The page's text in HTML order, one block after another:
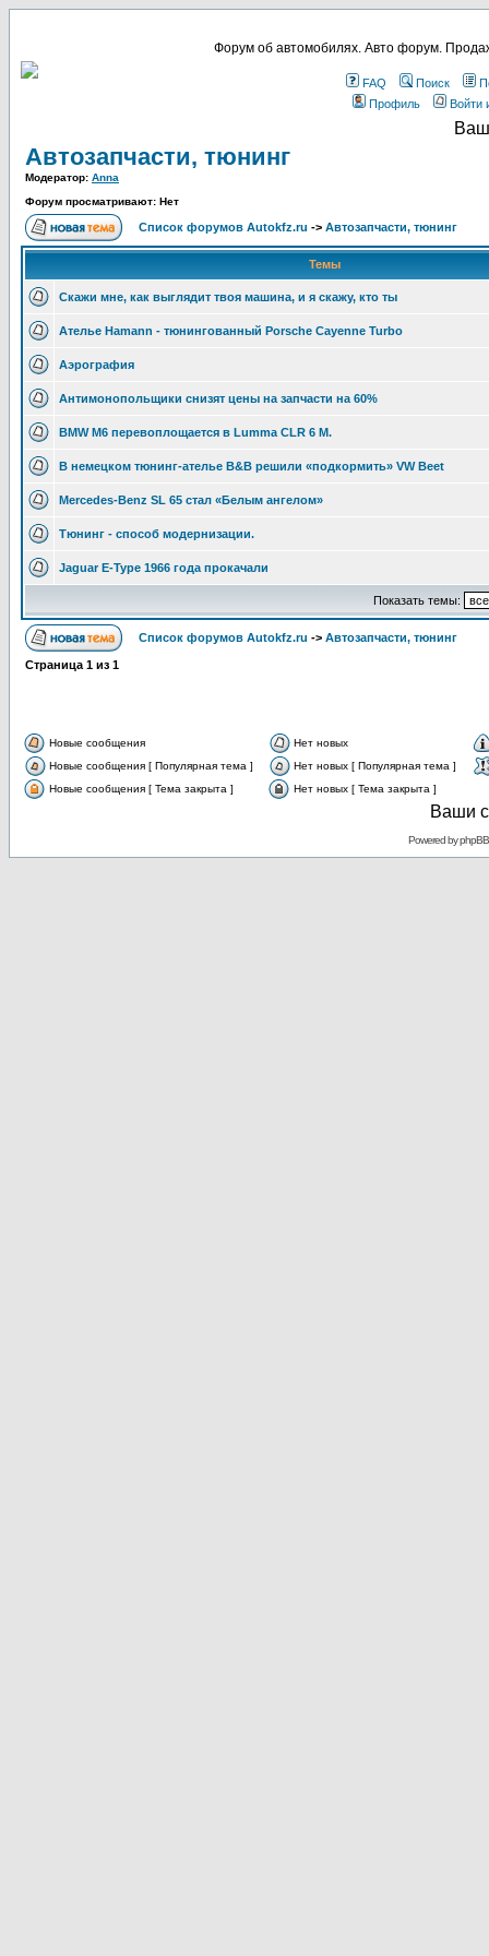
Форум об автомобилях. Авто форум.
FAQ Поиск
Профиль
Войти
Автозапчасти, тюнинг
Модератор: Anna
Форум просматривают: Нет
Список форумов Autokfz.ru -> Автозапчасти, тюнинг
Темы
Скажи мне, как выглядит твоя машина, и я скажу, кто ты
Ателье Hamann - тюнингованный Porsche Cayenne Turbo
Аэрография
Антимонопольщики снизят цены на запчасти на 60%
BMW M6 перевоплощается в Lumma CLR 6 M.
В немецком тюнинг-ателье B&B решили «подкормить» VW Beet
Mercedes-Benz SL 65 стал «Белым ангелом»
Тюнинг - способ модернизации.
Jaguar E-Type 1966 года прокачали
Показать темы:
Список форумов Autokfz.ru -> Автозапчасти, тюнинг
Страница 1 из 1
Новые сообщения
Нет новых
Новые сообщения [ Популярная тема ]
Нет новых [ Популярная тема ]
Новые сообщения [ Тема закрыта ]
Нет новых [ Тема закрыта ]
Ваши
Powered byphpBB